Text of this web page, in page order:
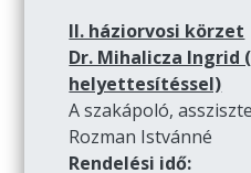
II. háziorvosi körzet
Dr. Mihalicza Ingrid
helyettesítéssel)
A szakápoló,
Rozman Istvánné
Rendelési idő: